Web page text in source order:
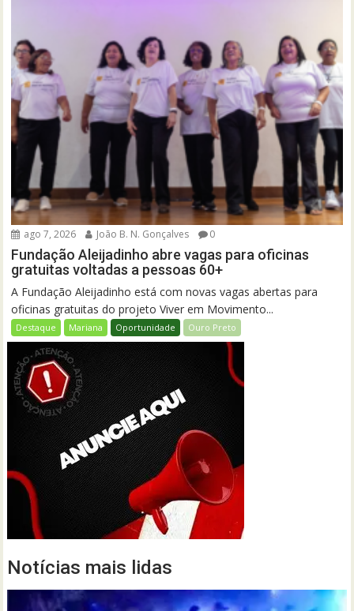
ago 7, 2026 João B. N. Gonçalves 0
Fundação Aleijadinho abre vagas para oficinas
gratuitas voltadas a pessoas 60+
A Fundação Aleijadinho está com novas vagas abertas para
oficinas gratuitas do projeto Viver em Movimento...
Destaque Mariana Oportunidade Ouro Preto
Notícias mais lidas